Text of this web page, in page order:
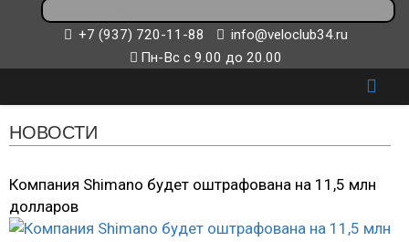
+7 (937) 720-11-88
info@veloclub34.ru
Пн-Вс с 9.00 до 20.00
НОВОСТИ
Компания Shimano будет оштрафована на 11,5 млн
долларов